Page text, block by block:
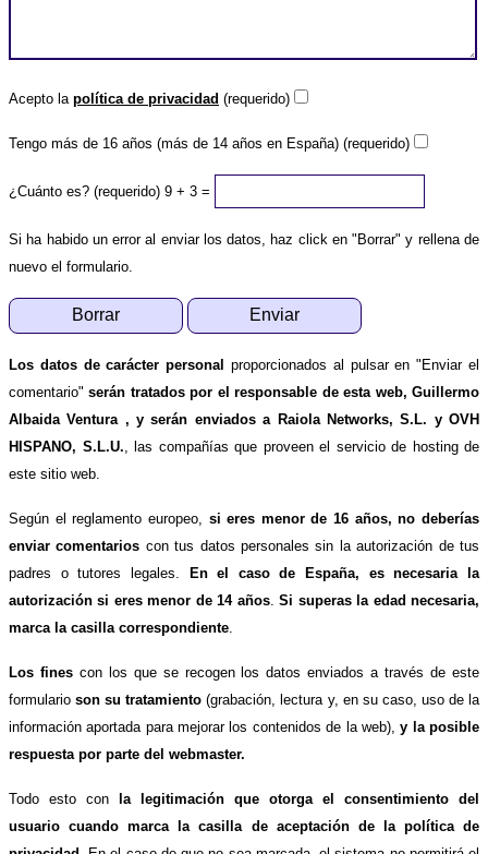
Acepto la política de privacidad (requerido)
Tengo más de 16 años (más de 14 años en España) (requerido)
¿Cuánto es? (requerido) 9 + 3 =
Si ha habido un error al enviar los datos, haz click en "Borrar" y rellena de
nuevo el formulario.
Los datos de carácter personal
proporcionados al pulsar en "Enviar el
comentario"serán tratados por el responsable de esta web, Guillermo
Albaida Ventura , y serán enviados a Raiola Networks, S.L. y OVH
HISPANO, S.L.U. , las compañías que proveen el servicio de hosting de
este sitio web.
Según el reglamento europeo, si eres menor de 16 años, no deberías
enviar comentarios con tus datos personales sin la autorización de tus
padres o tutores legales.
En el caso de España, es necesaria la
autorización si eres menor de 14 años.Si superas la edad necesaria,
marca la casilla correspondiente
Los finescon los que se recogen los datos enviados a través de este
formularioson su tratamiento (grabación, lectura y, en su caso, uso de la
información aportada para mejorar los contenidos de la web),y la posible
respuesta por parte del webmaster.
Todo esto con
la legitimación que otorga el consentimiento del
usuario cuando marca la casilla de aceptación de la política de